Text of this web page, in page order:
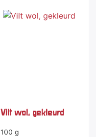
Vilt wol, gekleurd
100 g